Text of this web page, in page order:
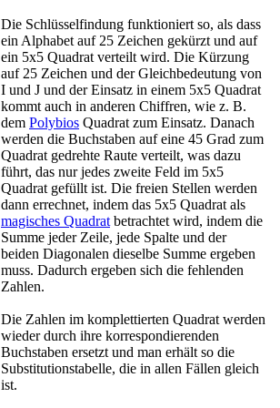
Die Schlüsselfindung funktioniert so, als dass
ein Alphabet auf 25 Zeichen gekürzt und auf
ein 5x5 Quadrat verteilt wird. Die Kürzung
auf 25 Zeichen und der Gleichbedeutung von
I und J und der Einsatz in einem 5x5 Quadrat
kommt auch in anderen Chiffren, wie z. B.
dem Polybios Quadrat zum Einsatz. Danach
werden die Buchstaben auf eine 45 Grad zum
Quadrat gedrehte Raute verteilt, was dazu
führt, das nur jedes zweite Feld im 5x5
Quadrat gefüllt ist. Die freien Stellen werden
dann errechnet, indem das 5x5 Quadrat als
magisches Quadrat betrachtet wird, indem die
Summe jeder Zeile, jede Spalte und der
beiden Diagonalen dieselbe Summe ergeben
muss. Dadurch ergeben sich die fehlenden
Zahlen.
Die Zahlen im komplettierten Quadrat werden
wieder durch ihre korrespondierenden
Buchstaben ersetzt und man erhält so die
Substitutionstabelle, die in allen Fällen gleich
ist.